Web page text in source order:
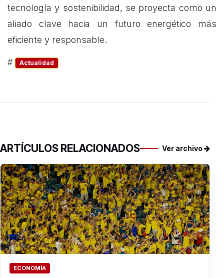
tecnología y sostenibilidad, se proyecta como un
aliado clave hacia un futuro energético más
eficiente y responsable.
# Actualidad
ARTÍCULOS RELACIONADOS Ver archivo
ECONOMÍA